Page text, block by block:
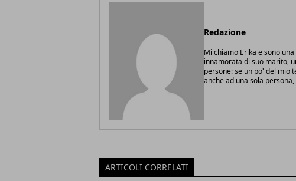
Redazione
Mi chiamo Erika e sono
innamorata di suo marito,
persone: se un po' del mio
anche ad una sola
ARTICOLI CORRELATI